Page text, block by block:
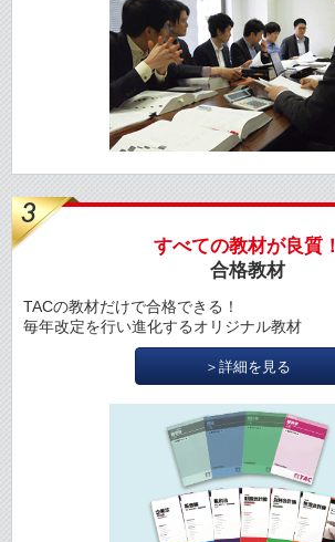
すべての教材が良質！
合格教材
TACの教材だけで合格できる！
毎年改定を行い進化するオリジナル教材
＞詳細を見る